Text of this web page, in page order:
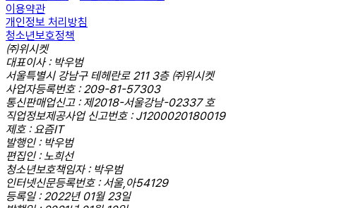
이용약관
개인정보 처리방침
청소년보호정책
㈜위시켓
대표이사 : 박우범
서울특별시 강남구 테헤란로 211 3층 ㈜위시켓
사업자등록번호 : 209-81-57303
통신판매업신고 : 제2018-서울강남-02337 호
직업정보제공사업 신고번호 : J1200020180019
제호 : 요즘IT
발행인 : 박우범
편집인 : 노희선
청소년보호책임자 : 박우범
인터넷신문등록번호 : 서울,아54129
등록일 : 2022년 01월 23일